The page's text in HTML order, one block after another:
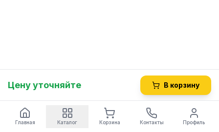
Цену уточняйте В корзину
Главная Каталог Корзина Контакты Профиль